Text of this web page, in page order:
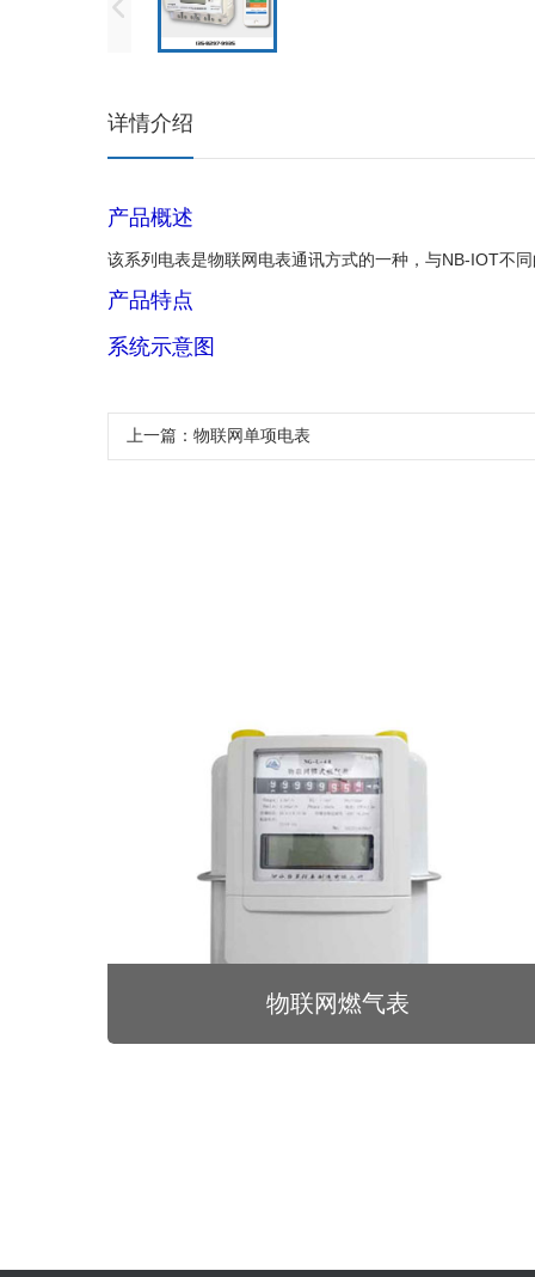
详情介绍
产品概述
该系列电表是物联网电表通讯方式的一种，与NB-IOT不
产品特点
系统示意图
上一篇：物联网单项电表
物联网燃气表